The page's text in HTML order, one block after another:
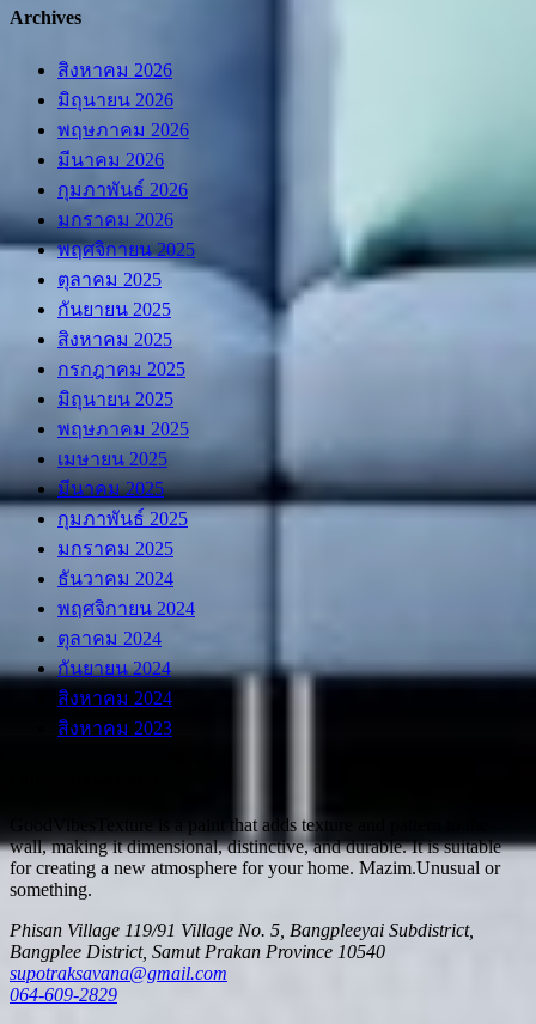
Archives
สิงหาคม 2026
มิถุนายน 2026
พฤษภาคม 2026
มีนาคม 2026
กุมภาพันธ์ 2026
มกราคม 2026
พฤศจิกายน 2025
ตุลาคม 2025
กันยายน 2025
สิงหาคม 2025
กรกฎาคม 2025
มิถุนายน 2025
พฤษภาคม 2025
เมษายน 2025
มีนาคม 2025
กุมภาพันธ์ 2025
มกราคม 2025
ธันวาคม 2024
พฤศจิกายน 2024
ตุลาคม 2024
กันยายน 2024
สิงหาคม 2024
สิงหาคม 2023
GoodVibesTexture is a paint that adds texture and pattern to the
wall, making it dimensional, distinctive, and durable. It is suitable
for creating a new atmosphere for your home. Mazim.Unusual or
something.
Phisan Village 119/91 Village No. 5, Bangpleeyai Subdistrict,
Bangplee District, Samut Prakan Province 10540
supotraksavana@gmail.com
064-609-2829